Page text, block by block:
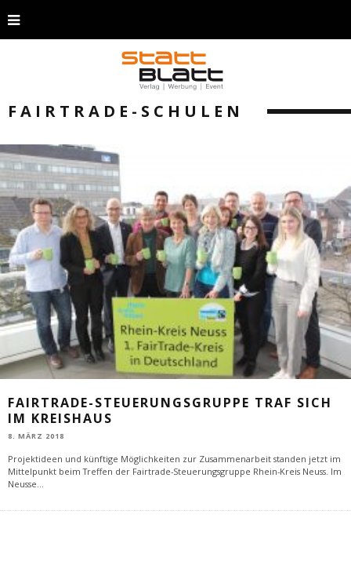
FAIRTRADE-SCHULEN
FAIRTRADE-STEUERUNGSGRUPPE TRAF SICH
IM KREISHAUS
8. MÄRZ 2018
Projektideen und künftige Möglichkeiten zur Zusammenarbeit standen jetzt im
Mittelpunkt beim Treffen der Fairtrade-Steuerungsgruppe Rhein-Kreis Neuss. Im
Neusse